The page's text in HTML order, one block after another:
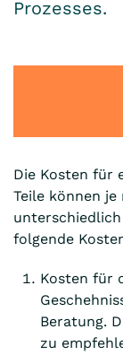
Prozesses.
Die Kosten für
Teile können
folgende
Kosten für
Beratung.
zu